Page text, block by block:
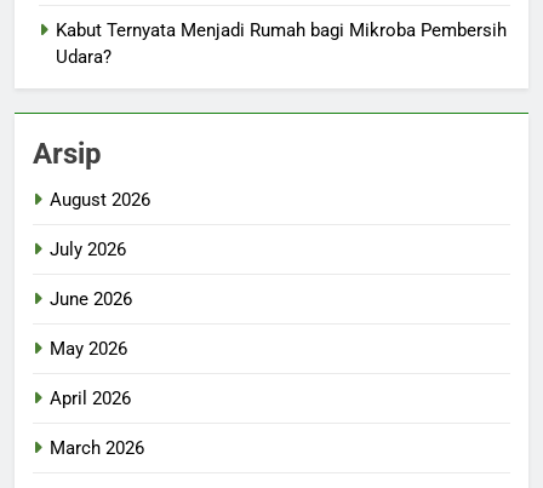
Kabut Ternyata Menjadi Rumah bagi Mikroba Pembersih
Udara?
Arsip
August 2026
July 2026
June 2026
May 2026
April 2026
March 2026